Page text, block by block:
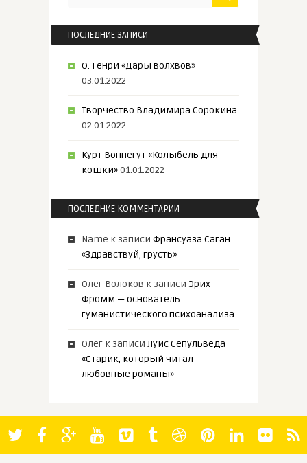
ПОСЛЕДНИЕ ЗАПИСИ
О. Генри «Дары волхвов»
03.01.2022
Творчество Владимира Сорокина
02.01.2022
Курт Воннегут «Колыбель для
кошки» 01.01.2022
ПОСЛЕДНИЕ КОММЕНТАРИИ
Name к записи Франсуаза Саган
«Здравствуй, грусть»
Олег Волоков к записи Эрих
Фромм — основатель
гуманистического психоанализа
Олегк записи Луис Сепульведа
«Старик, который читал
любовные романы»